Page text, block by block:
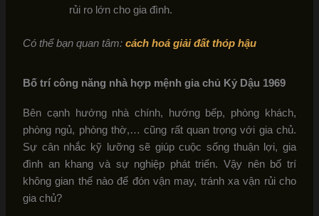
rủi ro lớn cho gia đình.
Có thể bạn quan tâm:cách hoá giải đất thóp hậu
Bố trí công năng nhà hợp mệnh gia chủ Kỷ Dậu 1969
Bên cạnh hướng nhà chính, hướng bếp, phòng khách,
phòng ngủ, phòng thờ,… cũng rất quan trọng với gia chủ.
Sự cân nhắc kỹ lưỡng sẽ giúp cuộc sống thuận lợi, gia
đình an khang và sự nghiệp phát triển. Vậy nên bố trí
không gian thế nào để đón vận may, tránh xa vận rủi cho
gia chủ?